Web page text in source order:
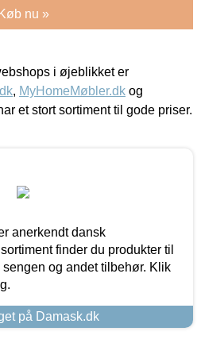
Køb nu »
i øjeblikket er
, MyHomeMøbler.dk og
et stort sortiment til gode priser.
anerkendt dansk
finder du produkter til
og andet tilbehør. Klik
på Damask.dk